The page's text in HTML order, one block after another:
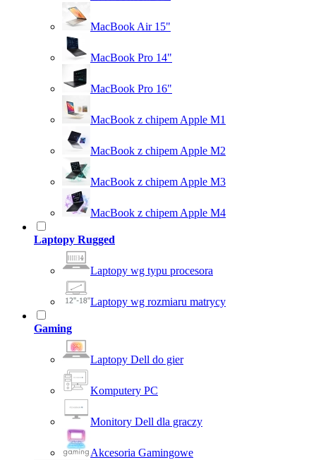
MacBook Air 15"
MacBook Pro 14"
MacBook Pro 16"
MacBook z chipem Apple M1
MacBook z chipem Apple M2
MacBook z chipem Apple M3
MacBook z chipem Apple M4
Laptopy Rugged
Laptopy wg typu procesora
Laptopy wg rozmiaru matrycy
Gaming
Laptopy Dell do gier
Komputery PC
Monitory Dell dla graczy
Akcesoria Gamingowe